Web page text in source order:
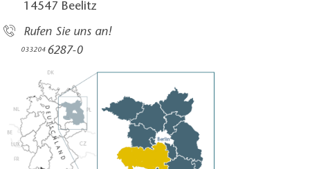
14547 Beelitz
Rufen Sie uns an!
033204 6287-0